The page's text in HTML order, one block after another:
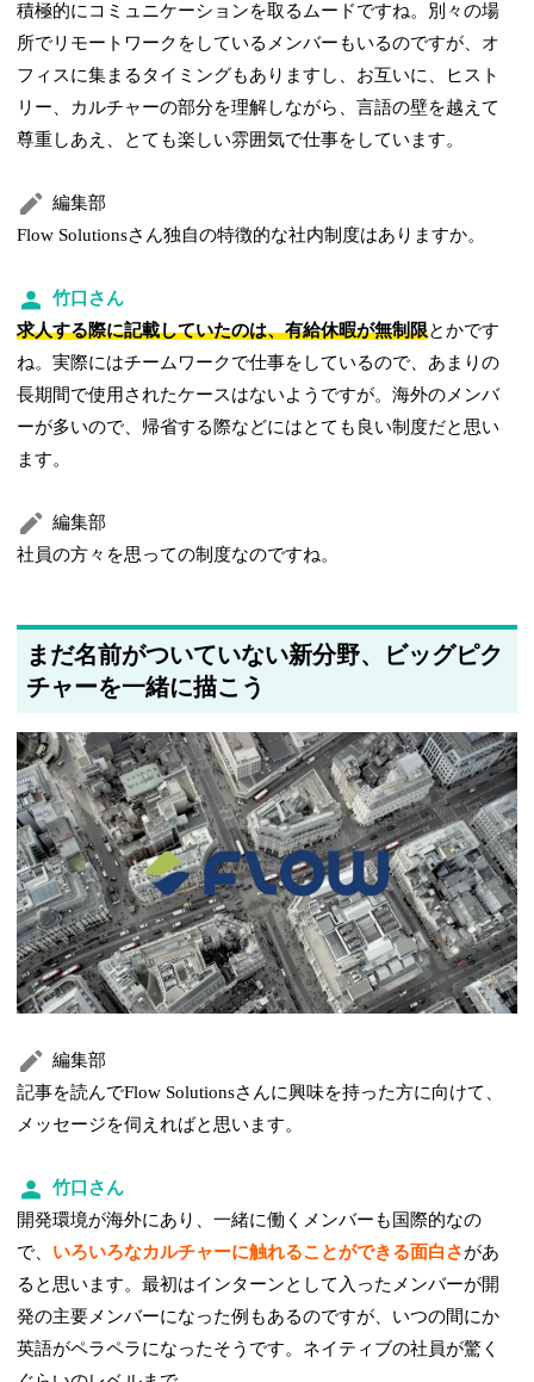
積極的にコミュニケーションを取るムードですね。別々の場
所でリモートワークをしているメンバーもいるのですが、オ
フィスに集まるタイミングもありますし、お互いに、ヒスト
リー、カルチャーの部分を理解しながら、言語の壁を越えて
尊重しあえ、とても楽しい雰囲気で仕事をしています。
編集部
Flow Solutionsさん独自の特徴的な社内制度はありますか。
竹口さん
求人する際に記載していたのは、有給休暇が無制限とかです
ね。実際にはチームワークで仕事をしているので、あまりの
長期間で使用されたケースはないようですが。海外のメンバ
ーが多いので、帰省する際などにはとても良い制度だと思い
ます。
編集部
社員の方々を思っての制度なのですね。
まだ名前がついていない新分野、ビッグピク
チャーを一緒に描こう
編集部
記事を読んでFlow Solutionsさんに興味を持った方に向けて、
メッセージを伺えればと思います。
竹口さん
開発環境が海外にあり、一緒に働くメンバーも国際的なの
で、 いろいろなカルチャーに触れることができる面白さがあ
ると思います。最初はインターンとして入ったメンバーが開
発の主要メンバーになった例もあるのですが、いつの間にか
英語がペラペラになったそうです。ネイティブの社員が驚く